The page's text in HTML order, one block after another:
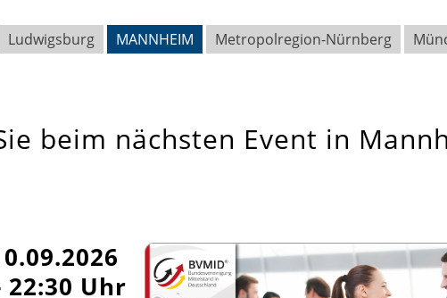
Ludwigsburg MANNHEIM Metropolregion-Nürnberg
beim nächsten Event in
22:30 Uhr